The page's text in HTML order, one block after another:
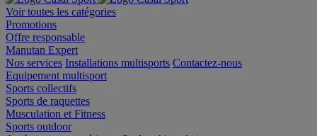
Voir toutes les catégories
Promotions
Offre responsable
Manutan Expert
Nos services Installations multisports Contactez-nous
Equipement multisport
Sports collectifs
Sports de raquettes
Musculation et Fitness
Sports outdoor